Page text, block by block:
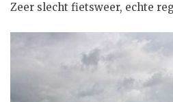
Zeer slecht fietsweer, echte